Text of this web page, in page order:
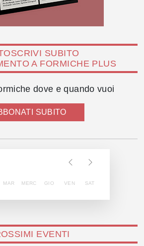
SUBITO
A FORMICHE PLUS
dove e quando vuoi
SUBITO
MAR MERC GIO VEN SAT
EVENTI